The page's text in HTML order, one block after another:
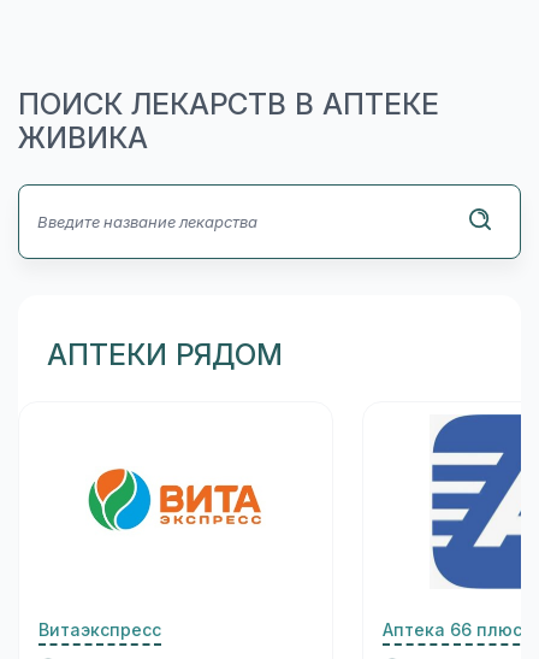
ПОИСК ЛЕКАРСТВ В АПТЕКЕ
ЖИВИКА
АПТЕКИ РЯДОМ
Витаэкспресс Аптека 66 плюс